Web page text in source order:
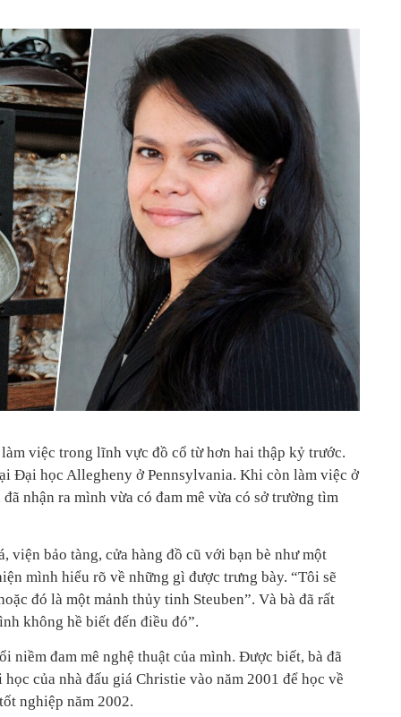
việc trong lĩnh vực đồ cổ từ hơn hai thập kỷ trước.
Đại học Allegheny ở Pennsylvania. Khi còn làm việc ở
nhận ra mình vừa có đam mê vừa có sở trường tìm
viện bảo tàng, cửa hàng đồ cũ với bạn bè như một
mình hiểu rõ về những gì được trưng bày. “Tôi sẽ
đó là một mảnh thủy tinh Steuben”. Và bà đã rất
không hề biết đến điều đó”.
niềm đam mê nghệ thuật của mình. Được biết, bà đã
của nhà đấu giá Christie vào năm 2001 để học về
nghiệp năm 2002.